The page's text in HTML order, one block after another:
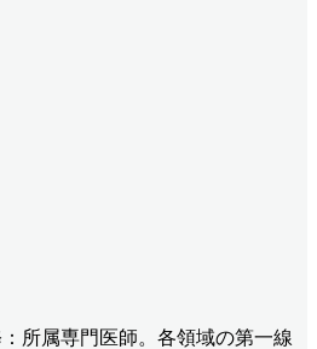
所属専門医師。各領域の第一線